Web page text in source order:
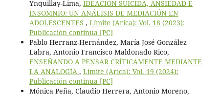
Ynquillay-Lima, IDEACIÓN SUICIDA, ANSIEDAD E
INSOMNIO: UN ANÁLISIS DE MEDIACIÓN EN
ADOLESCENTES , Límite (Arica): Vol. 18 (2023):
Publicación continua [PC]
Pablo Herranz-Hernández, María José González
Labra, Antonio Francisco Maldonado Rico,
ENSEÑANDO A PENSAR CRÍTICAMENTE MEDIANTE
LA ANALOGÍA , Límite (Arica): Vol. 19 (2024):
Publicación continua [PC]
Mónica Peña, Claudio Herrera, Antonio Moreno,